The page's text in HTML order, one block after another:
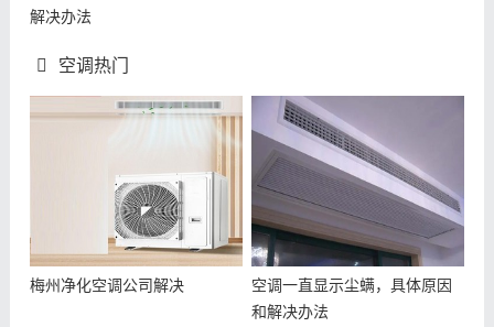
解决办法
空调热门
梅州净化空调公司解决
空调一直显示尘螨，具体原因
和解决办法